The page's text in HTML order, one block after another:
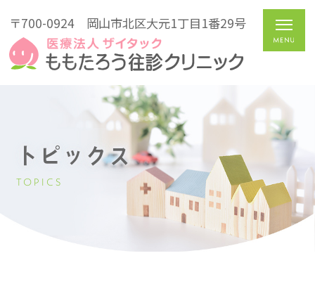
〒700-0924 岡山市北区大元1丁目1番29号
トピックス
TOPICS